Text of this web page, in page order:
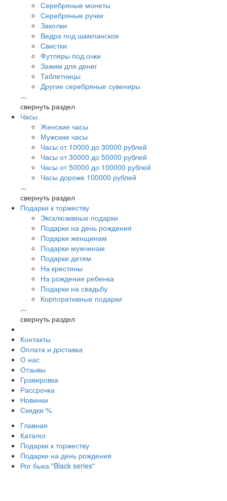
Серебряные монеты
Серебряные ручки
Заколки
Ведра под шампанское
Свистки
Футляры под очки
Зажим для денег
Таблетницы
Другие серебряные сувениры
︿
свернуть раздел
Часы
Женские часы
Мужские часы
Часы от 10000 до 30000 рублей
Часы от 30000 до 50000 рублей
Часы от 50000 до 100000 рублей
Часы дороже 100000 рублей
︿
свернуть раздел
Подарки к торжеству
Эксклюзивные подарки
Подарки на день рождения
Подарки женщинам
Подарки мужчинам
Подарки детям
На крестины
На рождение ребенка
Подарки на свадьбу
Корпоративные подарки
︿
свернуть раздел
Контакты
Оплата и доставка
О нас
Отзывы
Гравировка
Рассрочка
Новинки
Скидки %
Главная
Каталог
Подарки к торжеству
Подарки на день рождения
Рог быка "Black series"